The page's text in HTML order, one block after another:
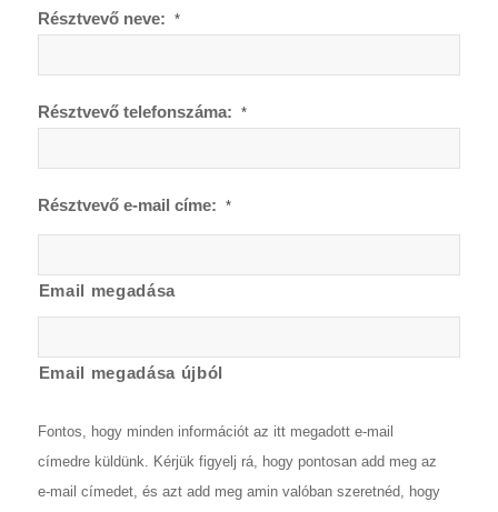
Résztvevő neve: *
Résztvevő telefonszáma: *
Résztvevő e-mail címe: *
Email megadása
Email megadása újból
Fontos, hogy minden információt az itt megadott e-mail
címedre küldünk. Kérjük figyelj rá, hogy pontosan add meg az
e-mail címedet, és azt add meg amin valóban szeretnéd, hogy